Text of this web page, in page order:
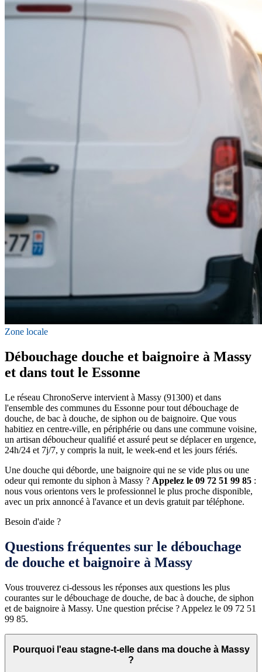
Zone locale
Débouchage douche et baignoire à Massy
et dans tout le Essonne
Le réseau ChronoServe intervient à Massy (91300) et dans
l'ensemble des communes du Essonne pour tout débouchage de
douche, de bac à douche, de siphon ou de baignoire. Que vous
habitiez en centre-ville, en périphérie ou dans une commune voisine,
un artisan déboucheur qualifié et assuré peut se déplacer en urgence,
24h/24 et 7j/7, y compris la nuit, le week-end et les jours fériés.
Une douche qui déborde, une baignoire qui ne se vide plus ou une
odeur qui remonte du siphon à Massy ? Appelez le 09 72 51 99 85 :
nous vous orientons vers le professionnel le plus proche disponible,
avec un prix annoncé à l'avance et un devis gratuit par téléphone.
Besoin d'aide ?
Questions fréquentes sur le débouchage
de douche et baignoire à Massy
Vous trouverez ci-dessous les réponses aux questions les plus
courantes sur le débouchage de douche, de bac à douche, de siphon
et de baignoire à Massy. Une question précise ? Appelez le 09 72 51
99 85.
Pourquoi l'eau stagne-t-elle dans ma douche à Massy
?